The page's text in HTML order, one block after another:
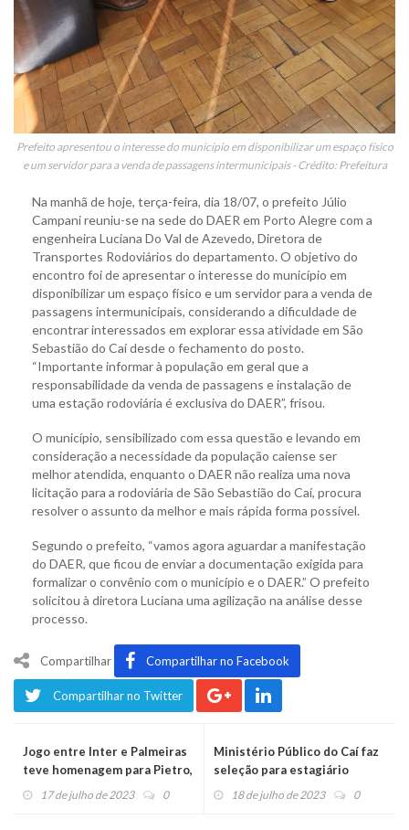
Prefeito apresentou o interesse do município em disponibilizar um espaço físico
e um servidor para a venda de passagens intermunicipais - Crédito: Prefeitura
Na manhã de hoje, terça-feira, dia 18/07, o prefeito Júlio
Campani reuniu-se na sede do DAER em Porto Alegre com a
engenheira Luciana Do Val de Azevedo, Diretora de
Transportes Rodoviários do departamento. O objetivo do
encontro foi de apresentar o interesse do município em
disponibilizar um espaço físico e um servidor para a venda de
passagens intermunicipais, considerando a dificuldade de
encontrar interessados em explorar essa atividade em São
Sebastião do Caí desde o fechamento do posto.
“Importante informar à população em geral que a
responsabilidade da venda de passagens e instalação de
uma estação rodoviária é exclusiva do DAER”, frisou.
O município, sensibilizado com essa questão e levando em
consideração a necessidade da população caiense ser
melhor atendida, enquanto o DAER não realiza uma nova
licitação para a rodoviária de São Sebastião do Caí, procura
resolver o assunto da melhor e mais rápida forma possível.
Segundo o prefeito, “vamos agora aguardar a manifestação
do DAER, que ficou de enviar a documentação exigida para
formalizar o convênio com o município e o DAER.” O prefeito
solicitou à diretora Luciana uma agilização na análise desse
processo.
Compartilhar Compartilhar no Facebook
Compartilhar no Twitter
Jogo entre Inter e Palmeiras
teve homenagem para Pietro,
Lorenzo e Daniele
17 de julho de 2023 0
Ministério Público do Caí faz
seleção para estagiário
remunerado
18 de julho de 2023 0